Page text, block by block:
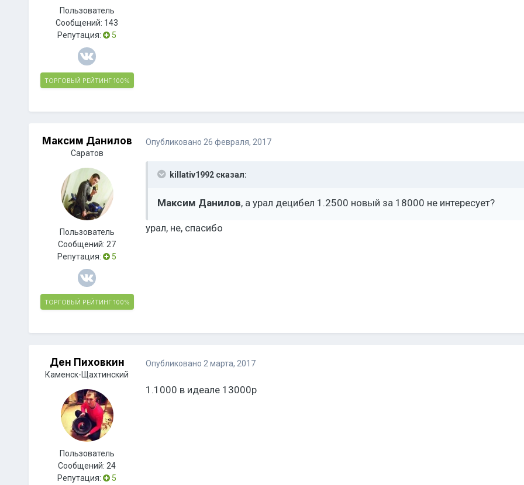
Пользователь
Сообщений: 143
Репутация:
5
ТОРГОВЫЙ РЕЙТИНГ 100%
Максим Данилов
Саратов
Пользователь
Сообщений:27
Репутация:
5
ТОРГОВЫЙ РЕЙТИНГ 100%
Опубликовано 26 февраля, 2017
killativ1992 сказал:
Максим Данилов, а урал децибел 1.2500 новый за 18000 не интересует?
урал, не, спасибо
Ден Пиховкин
Каменск-Щахтинский
Пользователь
Сообщений:24
Репутация:
5
Опубликовано 2 марта, 2017
1.1000 в идеале 13000р